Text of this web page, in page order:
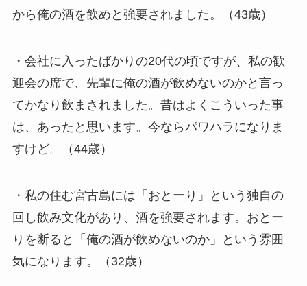
から俺の酒を飲めと強要されました。（43歳）
・会社に入ったばかりの20代の頃ですが、私の歓
迎会の席で、先輩に俺の酒が飲めないのかと言っ
てかなり飲まされました。昔はよくこういった事
は、あったと思います。今ならパワハラになりま
すけど。（44歳）
・私の住む宮古島には「おとーり」という独自の
回し飲み文化があり、酒を強要されます。おとー
りを断ると「俺の酒が飲めないのか」という雰囲
気になります。（32歳）